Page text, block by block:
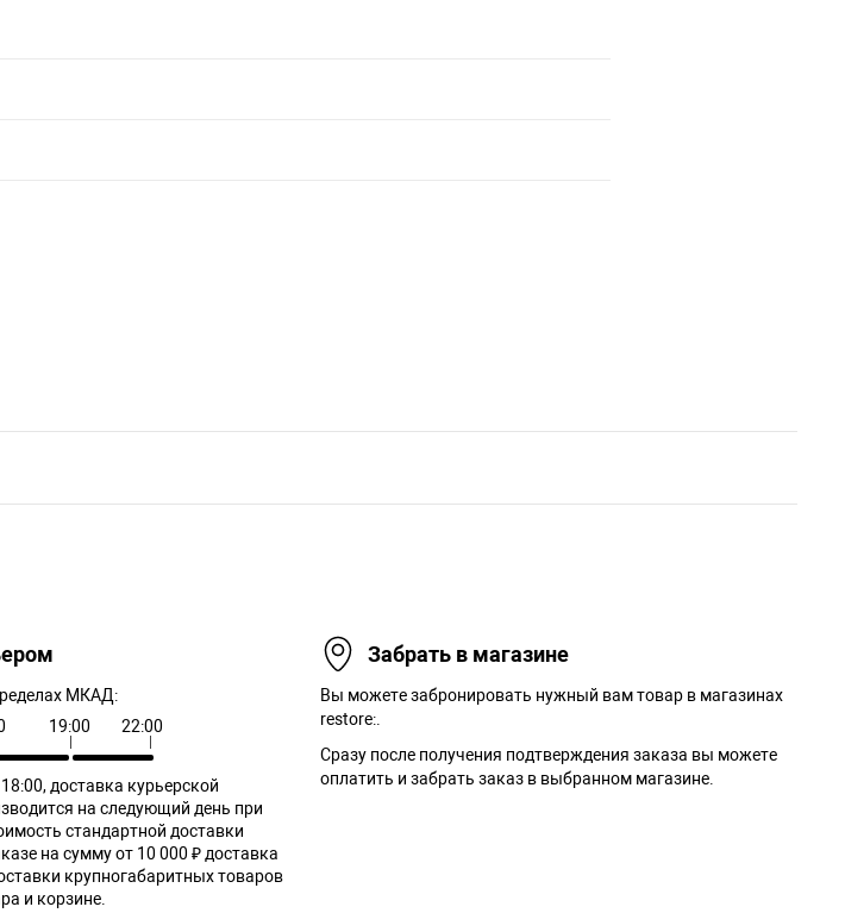
МКАД:
19:00 22:00
доставка курьерской
на следующий день при
стандартной доставки
на сумму от 10 000 ₽ доставка
крупногабаритных товаров
и корзине.
Забрать в магазине
Вы можете забронировать нужный вам товар в магазинах
restore:.
Сразу после получения подтверждения заказа вы можете
оплатить и забрать заказ в выбранном магазине.